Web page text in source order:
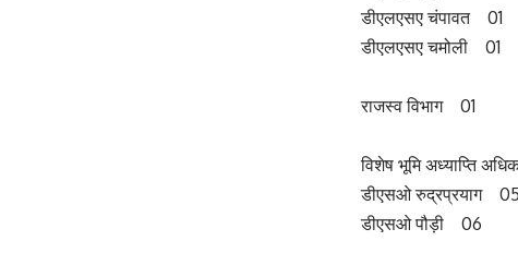
डीएलएसए चंपावत 01
डीएलएसए चमोली 01
राजस्व विभाग 01
विशेष भूमि अध्याप्ति
डीएसओ रुद्रप्रयाग 05
डीएसओ पौड़ी 06